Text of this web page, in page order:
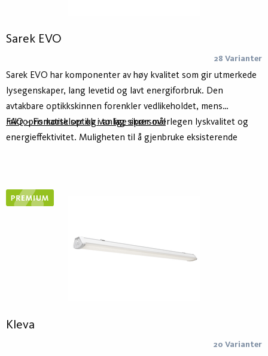
Sarek EVO
28 Varianter
Sarek EVO har komponenter av høy kvalitet som gir utmerkede
lysegenskaper, lang levetid og lavt energiforbruk. Den
avtakbare optikkskinnen forenkler vedlikeholdet, mens
mikroprismatisk optikk i to lag sikrer overlegen lyskvalitet og
energieffektivitet. Muligheten til å gjenbruke eksisterende
FAQ – Forkortelser og vanlige spørsmål
Kleva
20 Varianter